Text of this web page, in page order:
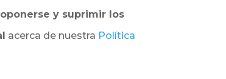
y suprimir los
acerca de nuestra Política